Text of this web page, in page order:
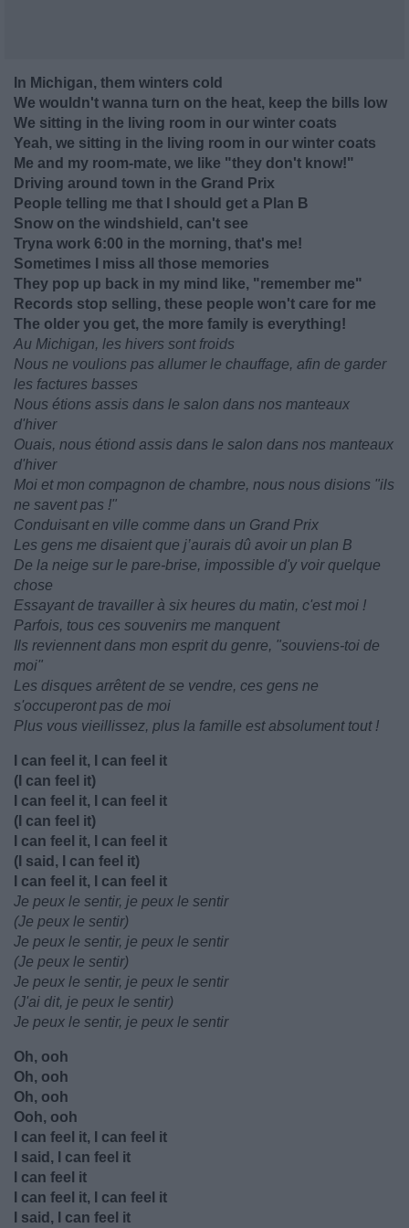
In Michigan, them winters cold
We wouldn't wanna turn on the heat, keep the bills low
We sitting in the living room in our winter coats
Yeah, we sitting in the living room in our winter coats
Me and my room-mate, we like "they don't know!"
Driving around town in the Grand Prix
People telling me that I should get a Plan B
Snow on the windshield, can't see
Tryna work 6:00 in the morning, that's me!
Sometimes I miss all those memories
They pop up back in my mind like, "remember me"
Records stop selling, these people won't care for me
The older you get, the more family is everything!
Au Michigan, les hivers sont froids
Nous ne voulions pas allumer le chauffage, afin de garder
les factures basses
Nous étions assis dans le salon dans nos manteaux
d'hiver
Ouais, nous étiond assis dans le salon dans nos manteaux
d'hiver
Moi et mon compagnon de chambre, nous nous disions "ils
ne savent pas !"
Conduisant en ville comme dans un Grand Prix
Les gens me disaient que j’aurais dû avoir un plan B
De la neige sur le pare-brise, impossible d'y voir quelque
chose
Essayant de travailler à six heures du matin, c'est moi !
Parfois, tous ces souvenirs me manquent
Ils reviennent dans mon esprit du genre, "souviens-toi de
moi"
Les disques arrêtent de se vendre, ces gens ne
s'occuperont pas de moi
Plus vous vieillissez, plus la famille est absolument tout !
I can feel it, I can feel it
(I can feel it)
I can feel it, I can feel it
(I can feel it)
I can feel it, I can feel it
(I said, I can feel it)
I can feel it, I can feel it
Je peux le sentir, je peux le sentir
(Je peux le sentir)
Je peux le sentir, je peux le sentir
(Je peux le sentir)
Je peux le sentir, je peux le sentir
(J'ai dit, je peux le sentir)
Je peux le sentir, je peux le sentir
Oh, ooh
Oh, ooh
Oh, ooh
Ooh, ooh
I can feel it, I can feel it
I said, I can feel it
I can feel it
I can feel it, I can feel it
I said, I can feel it